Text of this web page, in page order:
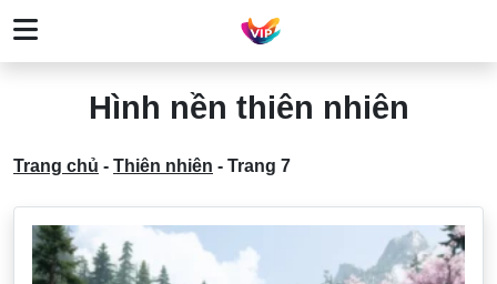
Hình nền thiên nhiên
Trang chủ - Thiên nhiên - Trang 7